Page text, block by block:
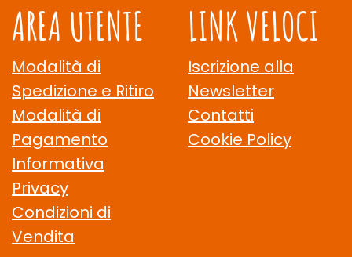
AREA UTENTE
Modalità di
Spedizione e Ritiro
Modalità di
Pagamento
Informativa
Privacy
Condizioni di
Vendita
LINK VELOCI
Iscrizione alla
Newsletter
Contatti
Cookie Policy